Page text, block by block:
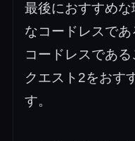
最後におすすめ
なコードレスで
コードレスであ
クエスト2をおす
す。